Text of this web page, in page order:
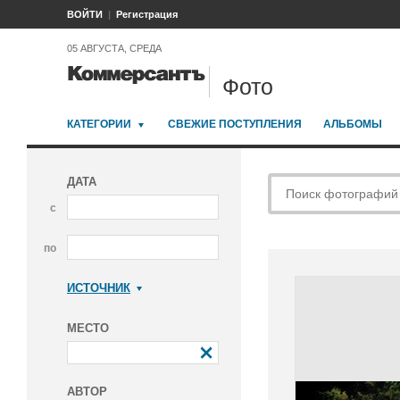
ВОЙТИ Регистрация
05 АВГУСТА, СРЕДА
Фото
КАТЕГОРИИ СВЕЖИЕ ПОСТУПЛЕНИЯ АЛЬБОМЫ
ДАТА
с
по
ИСТОЧНИК
МЕСТО
АВТОР